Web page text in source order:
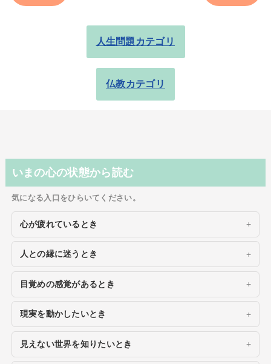
人生問題カテゴリ
仏教カテゴリ
いまの心の状態から読む
気になる入口をひらいてください。
心が疲れているとき
人との縁に迷うとき
目覚めの感覚があるとき
現実を動かしたいとき
見えない世界を知りたいとき